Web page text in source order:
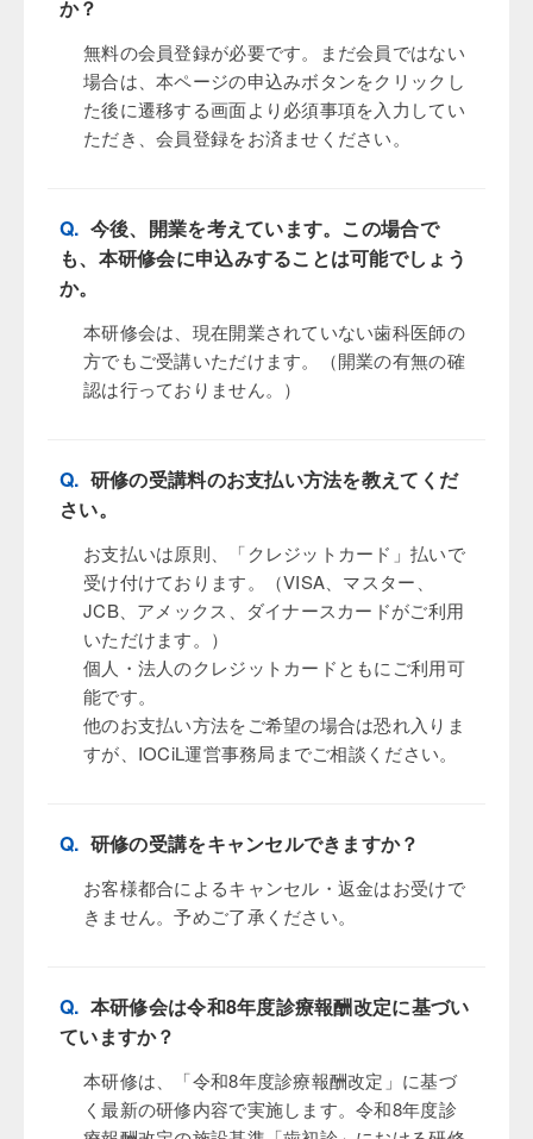
か？
無料の会員登録が必要です。まだ会員ではない
場合は、本ページの申込みボタンをクリックし
た後に遷移する画面より必須事項を入力してい
ただき、会員登録をお済ませください。
Q. 今後、開業を考えています。この場合で
も、本研修会に申込みすることは可能でしょう
か。
本研修会は、現在開業されていない歯科医師の
方でもご受講いただけます。（開業の有無の確
認は行っておりません。）
Q. 研修の受講料のお支払い方法を教えてくだ
さい。
お支払いは原則、「クレジットカード」払いで
受け付けております。（VISA、マスター、
JCB、アメックス、ダイナースカードがご利用
いただけます。）
個人・法人のクレジットカードともにご利用可
能です。
他のお支払い方法をご希望の場合は恐れ入りま
すが、IOCiL運営事務局までご相談ください。
Q. 研修の受講をキャンセルできますか？
お客様都合によるキャンセル・返金はお受けで
きません。予めご了承ください。
Q. 本研修会は令和8年度診療報酬改定に基づい
ていますか？
本研修は、「令和8年度診療報酬改定」に基づ
く最新の研修内容で実施します。令和8年度診